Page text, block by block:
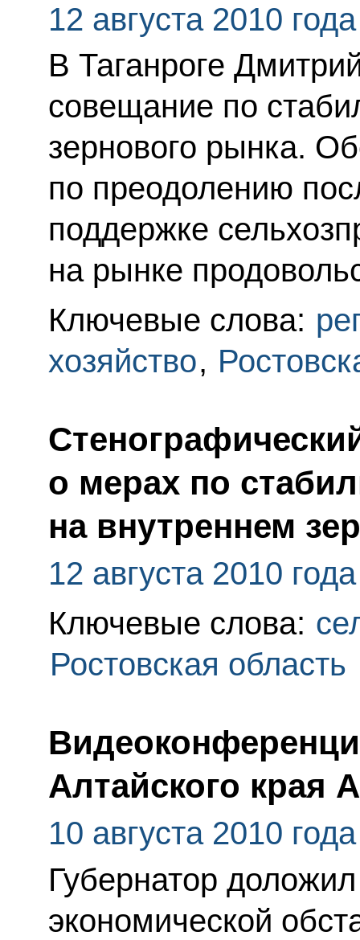
12 августа 2010 года
В Таганроге
совещание по
зернового рынка.
по преодолению
поддержке
на рынке
Ключевые слова:
хозяйство,
о мерах по
на внутреннем
12 августа 2010 года
Ключевые слова:
Ростовская область
Алтайского края
10 августа 2010 года
Губернатор
экономической